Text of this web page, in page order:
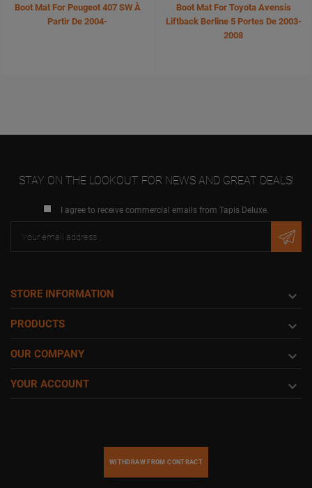
Boot Mat For Peugeot 407 SW À
Partir De 2004-
Boot Mat For Toyota Avensis
Liftback Berline 5 Portes De 2003-
2008
STAY ON THE LOOKOUT FOR NEWS AND GREAT DEALS!
I agree to receive commercial emails from Tapis Deluxe.
STORE INFORMATION 
PRODUCTS 
OUR COMPANY 
YOUR ACCOUNT 
WITHDRAW FROM CONTRACT